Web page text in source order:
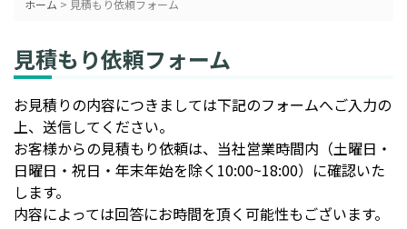
ホーム > 見積もり依頼フォーム
見積もり依頼フォーム
お見積りの内容につきましては下記のフォームへご入力の
上、送信してください。
お客様からの見積もり依頼は、当社営業時間内（土曜日・
日曜日・祝日・年末年始を除く10:00~18:00）に確認いた
します。
内容によっては回答にお時間を頂く可能性もございます。